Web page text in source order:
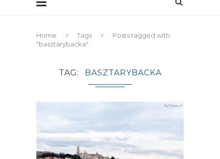
Home Tags
Posts tagged with
"basztarybacka"
TAG BASZTARYBACKA